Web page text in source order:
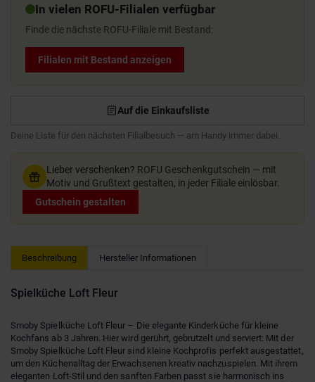
In vielen ROFU-Filialen verfügbar
Finde die nächste ROFU-Filiale mit Bestand:
Filialen mit Bestand anzeigen
Auf die Einkaufsliste
Deine Liste für den nächsten Filialbesuch — am Handy immer dabei.
Lieber verschenken? ROFU Geschenkgutschein — mit
Motiv und Grußtext gestalten, in jeder Filiale einlösbar.
Gutschein gestalten
Beschreibung Hersteller Informationen
Spielküche Loft Fleur
Smoby Spielküche Loft Fleur – Die elegante Kinderküche für kleine
Kochfans ab 3 Jahren. Hier wird gerührt, gebrutzelt und serviert: Mit der
Smoby Spielküche Loft Fleur sind kleine Kochprofis perfekt ausgestattet,
um den Küchenalltag der Erwachsenen kreativ nachzuspielen. Mit ihrem
eleganten Loft-Stil und den sanften Farben passt sie harmonisch ins